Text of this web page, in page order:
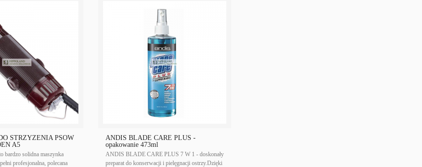
STRZYŻENIA PSÓW
A5
bardzo solidna maszynka
profesjonalna, polecana
ANDIS BLADE CARE PLUS -
opakowanie 473ml
ANDIS BLADE CARE PLUS 7 W 1 - doskonały
preparat do konserwacji i pielęgnacji ostrzy.Dzięki